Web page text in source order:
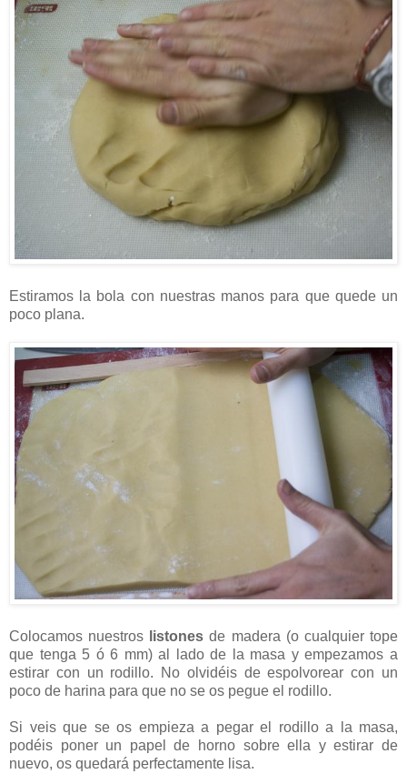
Estiramos la bola con nuestras manos para que quede un
poco plana.
Colocamos nuestros listones de madera (o cualquier tope
que tenga 5 ó 6 mm) al lado de la masa y empezamos a
estirar con un rodillo. No olvidéis de espolvorear con un
poco de harina para que no se os pegue el rodillo.
Si veis que se os empieza a pegar el rodillo a la masa,
podéis poner un papel de horno sobre ella y estirar de
nuevo, os quedará perfectamente lisa.